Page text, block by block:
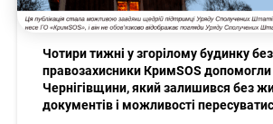
Чотири тижні у згорілому будинку
правозахисники КримSOS
Чернігівщини, який залишився без
документів і можливості